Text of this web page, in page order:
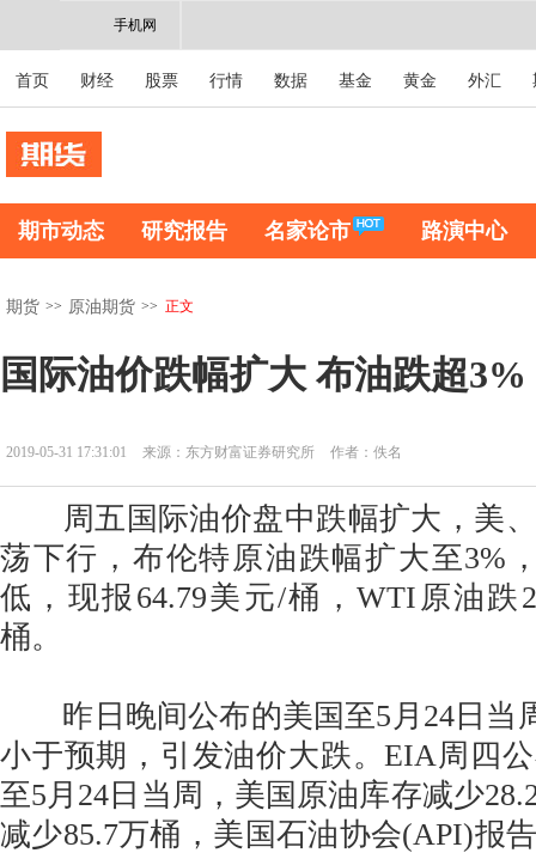
手机网
首页 财经 股票 行情 数据 基金 黄金 外汇
期市动态 研究报告 名家论市 路演中心
期货 >> 原油期货 >> 正文
国际油价跌幅扩大 布油跌超3%
2019-05-31 17:31:01 来源：东方财富证券研究所 作者：佚名
周五国际油价盘中跌幅扩大，美、
荡下行，布伦特原油跌幅扩大至3%
低，现报64.79美元/桶，WTI原油跌
桶。
昨日晚间公布的美国至5月24日当
小于预期，引发油价大跌。EIA周四
至5月24日当周，美国原油库存减少
减少85.7万桶，美国石油协会(API)报